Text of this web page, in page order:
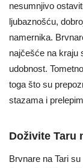
nesumnjivo
ljubaznošću,
namernika.
najčešće na kraju
udobnost.
toga što su
stazama i
Doživite Taru
Brvnare na Tari